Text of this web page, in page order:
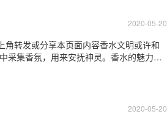
2020-05-20
角转发或分享本页面内容香水文明或许和
采集香氛，用来安抚神灵。香水的魅力不
2020-05-20